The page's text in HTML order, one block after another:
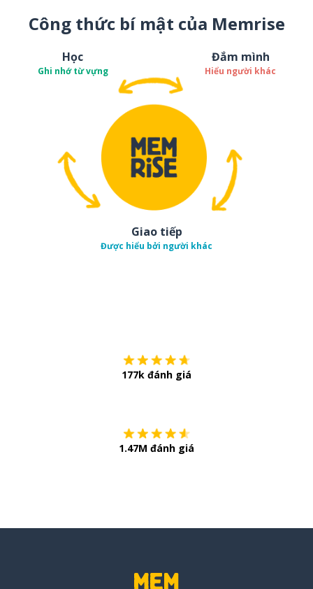
Công thức bí mật của Memrise
Học
Ghi nhớ từ vựng
Đắm mình
Hiểu người khác
Giao tiếp
Được hiểu bởi người khác
177k đánh giá
1.47M đánh giá